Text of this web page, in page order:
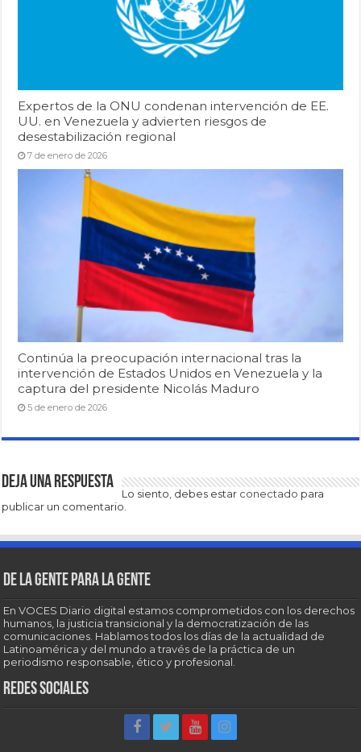
Expertos de la ONU condenan intervención de EE.
UU. en Venezuela y advierten riesgos de
desestabilización regional
7 de enero de 2026
Continúa la preocupación internacional tras la
intervención de Estados Unidos en Venezuela y la
captura del presidente Nicolás Maduro
5 de enero de 2026
Deja una respuesta
Lo siento, debes estar conectado para
publicar un comentario.
De la gente para la gente
En VOCES Diario digital estamos comprometidos con los derechos
humanos, la justicia transicional y la democratización de las
comunicaciones. Hablamos todos los días de la actualidad de
Latinoamérica y del mundo a través de la práctica de un
periodismo responsable, ético y profesional.
Redes sociales